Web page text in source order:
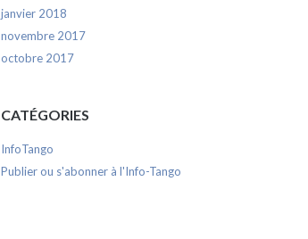
janvier 2018
novembre 2017
octobre 2017
CATÉGORIES
InfoTango
Publier ou s'abonner à l'Info-Tango